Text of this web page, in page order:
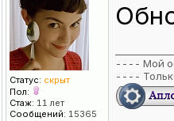
Статус: скрыт
Пол:
Стаж: 11 лет
Сообщений: 15365
---- Мой
----